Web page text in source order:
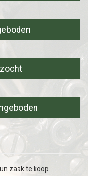
zaak te koop